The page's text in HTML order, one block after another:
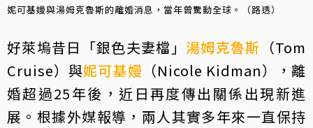
妮可基嫚與湯姆克魯斯的離婚消息，當年曾驚動全球。（路透）
好萊塢昔日「銀色夫妻檔」 湯姆克魯斯 （Tom
Cruise）與妮可基嫚 （Nicole Kidman），離
婚超過25年後，近日再度傳出關係出現新進
展。根據外媒報導，兩人其實多年來一直保持